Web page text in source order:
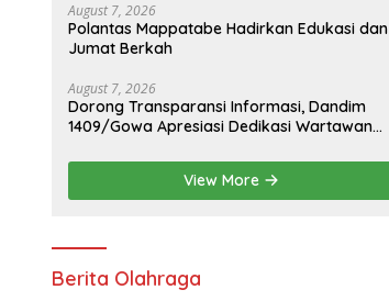
August 7, 2026
Polantas Mappatabe Hadirkan Edukasi dan
Jumat Berkah
August 7, 2026
Dorong Transparansi Informasi, Dandim
1409/Gowa Apresiasi Dedikasi Wartawan
View More
Berita Olahraga